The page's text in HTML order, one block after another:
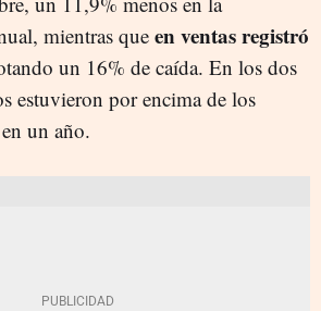
mientras que en ventas registró
un 16% de caída. En los dos
estuvieron por encima de los
un año.